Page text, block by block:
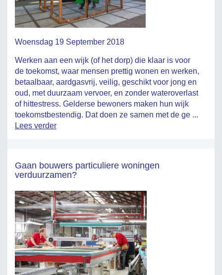
Woensdag 19 September 2018
Werken aan een wijk (of het dorp) die klaar is voor
de toekomst, waar mensen prettig wonen en werken,
betaalbaar, aardgasvrij, veilig, geschikt voor jong en
oud, met duurzaam vervoer, en zonder wateroverlast
of hittestress. Gelderse bewoners maken hun wijk
toekomstbestendig. Dat doen ze samen met de ge ...
Lees verder
Gaan bouwers particuliere woningen
verduurzamen?